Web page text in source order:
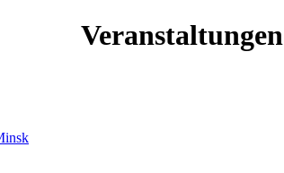
Veranstaltungen